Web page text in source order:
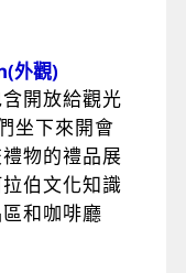
外觀)
開放給觀光
坐下來開會
物的禮品展
伯文化知識
和咖啡廳